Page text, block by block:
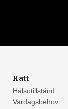
Katt
Hälsotillstånd
Vardagsbehov